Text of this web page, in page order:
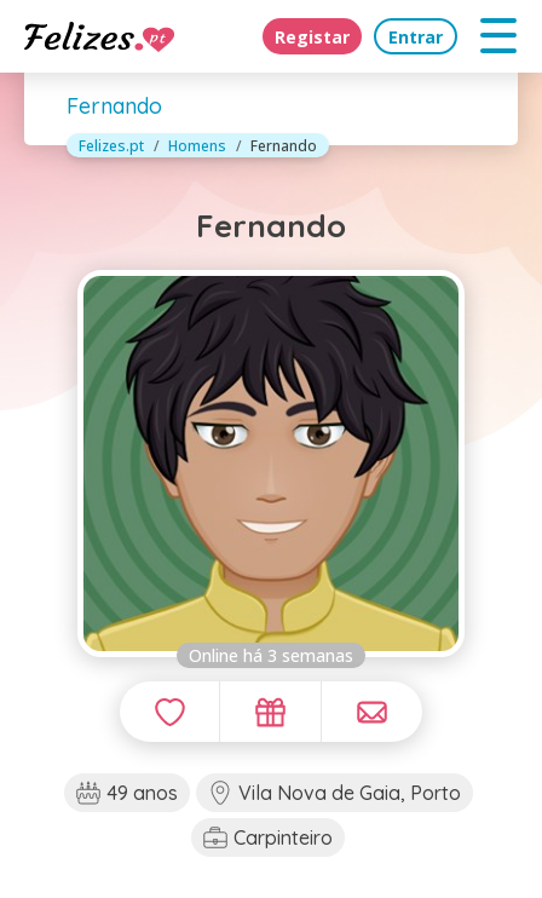
Registar Entrar
Fernando
Felizes.pt Homens Fernando
Fernando
Online há 3 semanas
49 anos
Vila Nova de Gaia, Porto
Carpinteiro